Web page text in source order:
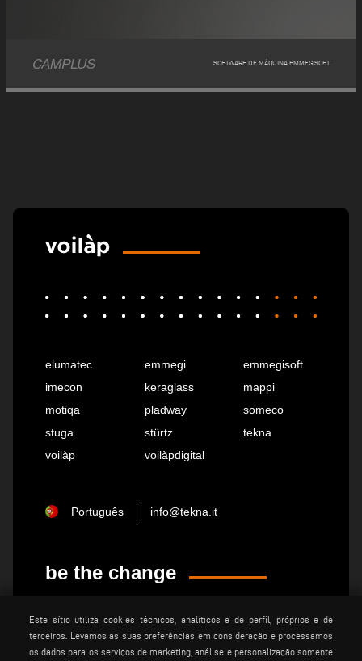
CAMPLUS SOFTWARE DE MÁQUINA EMMEGISOFT
elumatec emmegi
emmegisoft
imecon
keraglass
mappi
motiqa
pladway
someco
stuga
stürtz
tekna
voilàp
voilàpdigital
Português info@tekna.it
be the change
privacy policy
cookie policy
condiÇÕes gerais de venda
Este sítio utiliza cookies técnicos, analíticos e de perfil, próprios e de
terceiros. Levamos as suas preferências em consideração e processamos
os dados para os serviços de marketing, análise e personalização somente